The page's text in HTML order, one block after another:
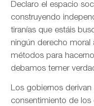
Declaro el espacio
construyendo
tiranías que estáis
ningún derecho moral
métodos para
debamos temer
Los gobiernos
consentimiento de